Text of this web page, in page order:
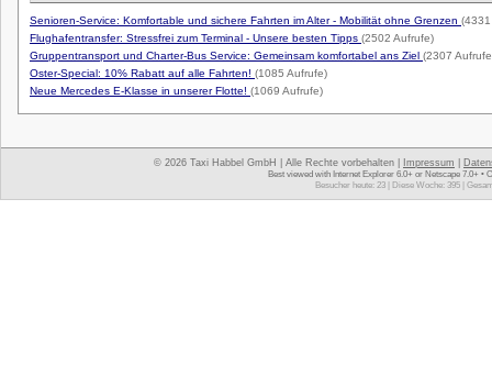
Senioren-Service: Komfortable und sichere Fahrten im Alter - Mobilität ohne Grenzen
Flughafentransfer: Stressfrei zum Terminal - Unsere besten Tipps (2502 Aufrufe)
Gruppentransport und Charter-Bus Service: Gemeinsam komfortabel ans Ziel (2307
Oster-Special: 10% Rabatt auf alle Fahrten! (1085 Aufrufe)
Neue Mercedes E-Klasse in unserer Flotte! (1069 Aufrufe)
© 2026 Taxi Habbel GmbH | Alle Rechte vorbehalten | Impressum
Best viewed with Internet Explorer 6.0+ or Netscape 7.0+ •
Besucher heute: 23 | Diese Woche: 395 |